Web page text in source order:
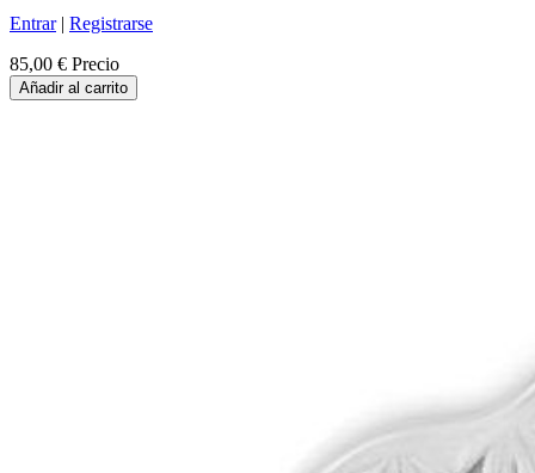
Entrar| Registrarse
85,00 € Precio
Añadir al carrito